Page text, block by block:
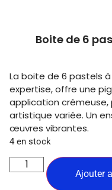
Boite de 6
La boite de 6 pastels à
expertise, offre une
application
artistique variée. Un
œuvres vibrantes.
4 en stock
Ajouter